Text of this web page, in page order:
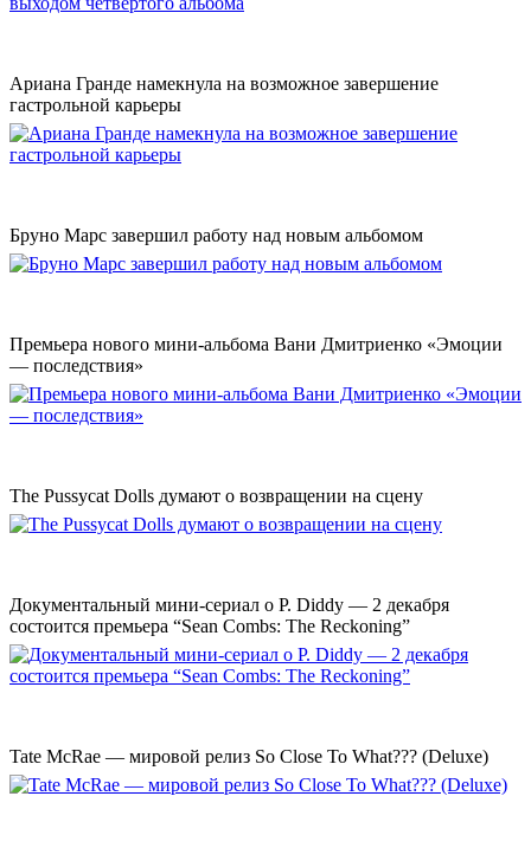
Ариана Гранде намекнула на возможное завершение
гастрольной карьеры
Бруно Марс завершил работу над новым альбомом
Премьера нового мини-альбома Вани Дмитриенко «Эмоции
— последствия»
The Pussycat Dolls думают о возвращении на сцену
Документальный мини-сериал о P. Diddy — 2 декабря
состоится премьера “Sean Combs: The Reckoning”
Tate McRae — мировой релиз So Close To What??? (Deluxe)